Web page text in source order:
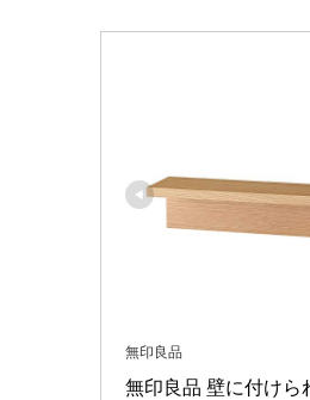
無印良品
無印良品 壁に付けら